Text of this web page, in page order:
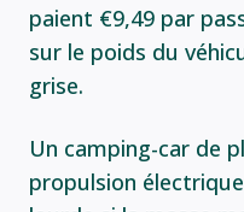
paient €9,49 par
sur le poids du
grise.
Un camping-car de
propulsion